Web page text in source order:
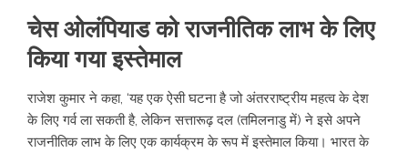
चेस ओलंपियाड को राजनीतिक लाभ के लिए
किया गया इस्तेमाल
राजेश कुमार ने कहा, ‘यह एक ऐसी घटना है जो अंतरराष्ट्रीय महत्व के देश
के लिए गर्व ला सकती है, लेकिन सत्तारूढ़ दल (तमिलनाडु में) ने इसे अपने
राजनीतिक लाभ के लिए एक कार्यक्रम के रूप में इस्तेमाल किया। भारत के